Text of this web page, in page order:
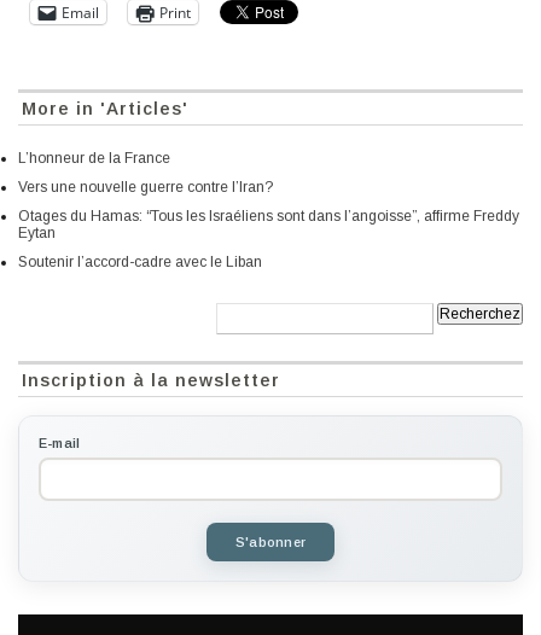
Email Print
More in 'Articles'
L’honneur de la France
Vers une nouvelle guerre contre l’Iran?
Otages du Hamas: “Tous les Israéliens sont dans l’angoisse”, affirme Freddy
Eytan
Soutenir l’accord-cadre avec le Liban
Inscription à la newsletter
E-mail
S'abonner